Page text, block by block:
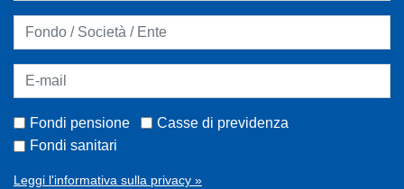
Fondi pensione
Casse di previdenza
Fondi sanitari
Leggi l'informativa sulla privacy »